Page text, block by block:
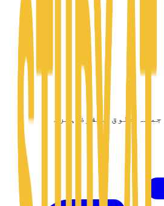
جملہ حقوق محفوظ ہیں۔